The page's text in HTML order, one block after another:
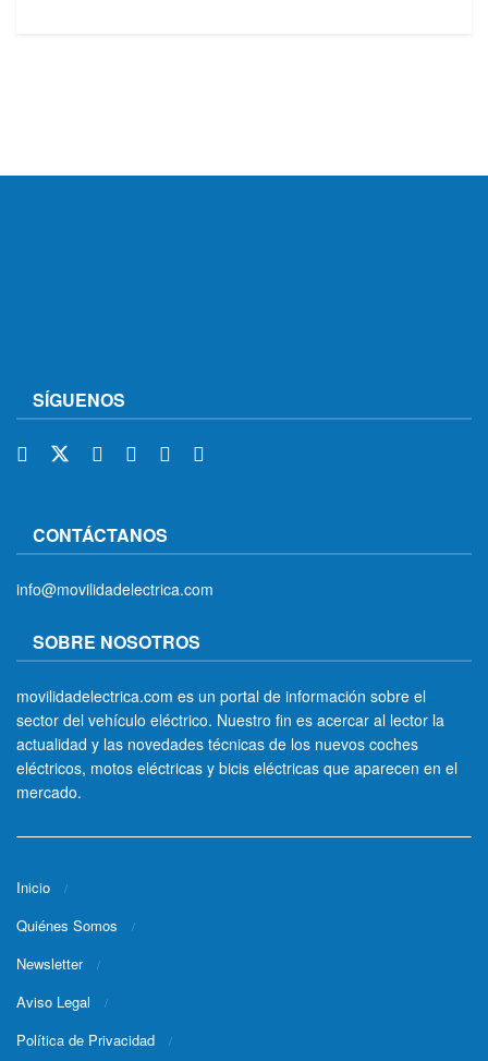
SÍGUENOS
CONTÁCTANOS
info@movilidadelectrica.com
SOBRE NOSOTROS
movilidadelectrica.com es un portal de información sobre el
sector del vehículo eléctrico. Nuestro fin es acercar al lector la
actualidad y las novedades técnicas de los nuevos coches
eléctricos, motos eléctricas y bicis eléctricas que aparecen en el
mercado.
Inicio
Quiénes Somos
Newsletter
Aviso Legal
Política de Privacidad